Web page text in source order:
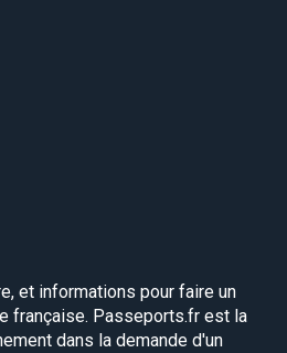
et informations pour faire un
française. Passeports.fr est la
dans la demande d'un